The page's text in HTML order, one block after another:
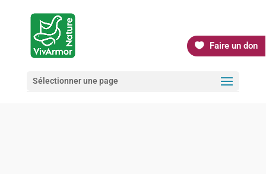
Faire un don
Sélectionner une page